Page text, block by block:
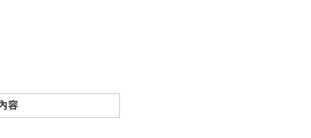
者大名請填寫跟訂購者大名一致，以利核銷作業。
容